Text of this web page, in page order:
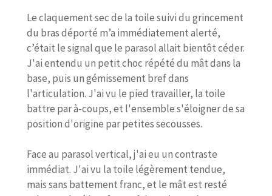
Le claquement sec de la toile suivi du grincement
du bras déporté m’a immédiatement alerté,
c’était le signal que le parasol allait bientôt céder.
J'ai entendu un petit choc répété du mât dans la
base, puis un gémissement bref dans
l'articulation. J'ai vu le pied travailler, la toile
battre par à-coups, et l'ensemble s'éloigner de sa
position d'origine par petites secousses.
Face au parasol vertical, j'ai eu un contraste
immédiat. J'ai vu la toile légèrement tendue,
mais sans battement franc, et le mât est resté